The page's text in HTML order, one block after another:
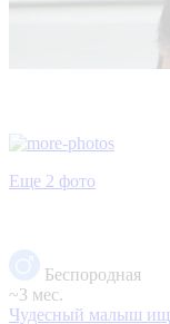
Еще 2 фото
Беспородная
~3 мес.
Чудесный малыш